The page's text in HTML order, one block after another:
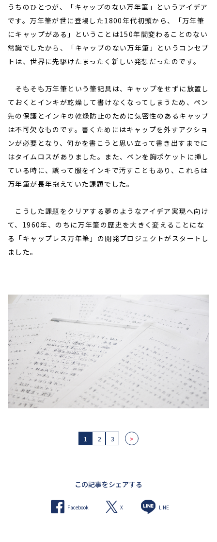
うちのひとつが、「キャップのない万年筆」というアイデア
です。万年筆が世に登場した1800年代初頭から、「万年筆
にキャップがある」ということは150年間変わることのない
常識でしたから、「キャップのない万年筆」というコンセプ
トは、世界に先駆けたまったく新しい発想だったのです。
そもそも万年筆という筆記具は、キャップをせずに放置し
ておくとインキが乾燥して書けなくなってしまうため、ペン
先の保護とインキの乾燥防止のために気密性のあるキャップ
は不可欠なものです。書くためにはキャップを外すアクショ
ンが必要となり、何かを書こうと思い立って書き出すまでに
はタイムロスがありました。また、ペンを胸ポケットに挿し
ている時に、誤って服をインキで汚すこともあり、これらは
万年筆が長年抱えていた課題でした。
こうした課題をクリアする夢のようなアイデア実現へ向け
て、1960年、のちに万年筆の歴史を大きく変えることにな
る「キャップレス万年筆」の開発プロジェクトがスタートし
ました。
1 2 3 >
この記事をシェアする
Facebook X LINE